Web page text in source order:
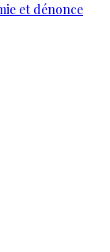
et dénonce